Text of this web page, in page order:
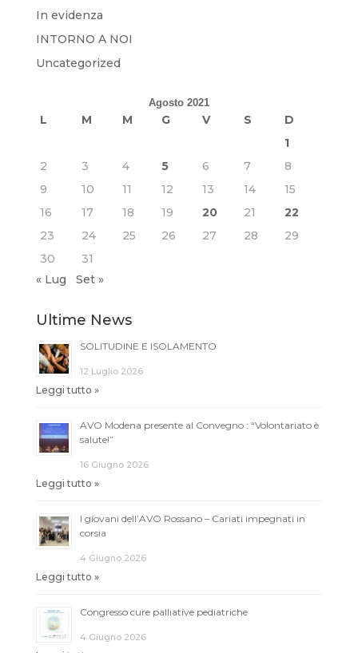
In evidenza
INTORNO A NOI
Uncategorized
Agosto 2021
L M M G V S
D
1
2
3 4 5 6 7
8
9
10 11 12 13 14
15
16
17 18 19 20 21
22
23
24 25 26 27 28
29
30
31
« Lug
Set »
Ultime News
SOLITUDINE E ISOLAMENTO
12 Luglio 2026
Leggi tutto »
AVO Modena presente al Convegno : “Volontariato è
salute!”
16 Giugno 2026
Leggi tutto »
I giovani dell’AVO Rossano – Cariati impegnati in
corsia
4 Giugno 2026
Leggi tutto »
Congresso cure palliative pediatriche
4 Giugno 2026